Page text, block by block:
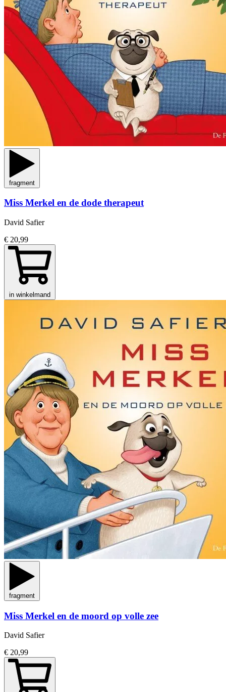
fragment
Miss Merkel en de dode therapeut
David Safier
€ 20,99
in winkelmand
fragment
Miss Merkel en de moord op volle zee
David Safier
€ 20,99